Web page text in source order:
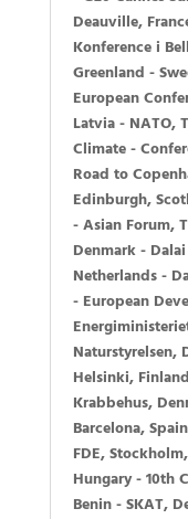
Deauville,
Konference i
Greenland -
European
Latvia - NATO,
Climate -
Road to
Edinburgh,
-Asian Forum,
Denmark -
Netherlands -
- European
Naturstyrelsen,
Helsinki,
Krabbehus,
Barcelona,
FDE,
Hungary -10th
Benin -SKAT,